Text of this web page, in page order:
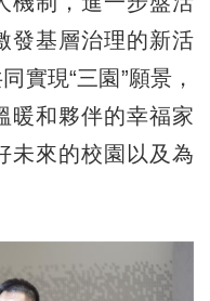
發基層治理的新活
實現“三園”願景，
暖和夥伴的幸福家
未來的校園以及為